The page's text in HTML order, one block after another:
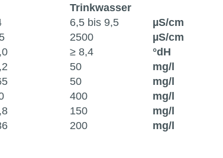
Trinkwasser
6,5 bis 9,5
µS/cm
2500
µS/cm
≥ 8,4
°dH
50
mg/l
50
mg/l
400
mg/l
150
mg/l
200 mg/l